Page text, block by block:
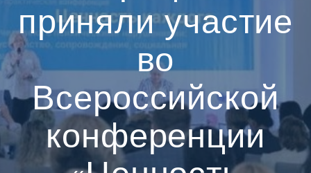
приняли участие
во
Всероссийской
конференции